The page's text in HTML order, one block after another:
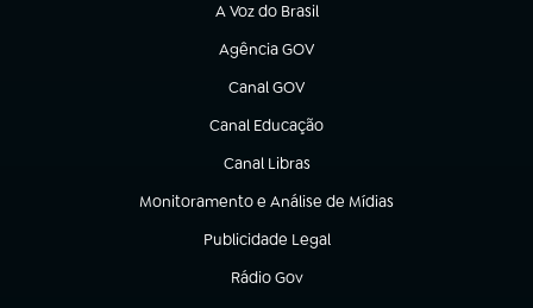
A Voz do Brasil
(abre em nova aba)
Agência GOV
(abre em nova aba)
Canal GOV
(abre em nova aba)
Canal Educação
(abre em nova aba)
Canal Libras
(abre em nova aba)
Monitoramento e Análise de Mídias
(abre em nova aba)
Publicidade Legal
(abre em nova aba)
Rádio Gov
(abre em nova aba)